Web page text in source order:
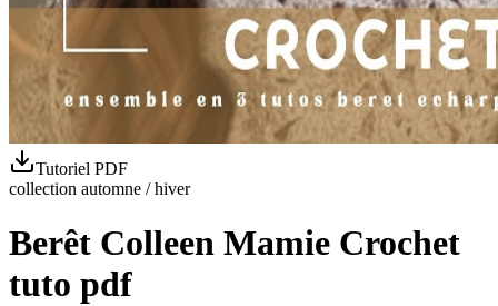
Tutoriel PDF
collection automne / hiver
Berêt Colleen Mamie Crochet
tuto pdf